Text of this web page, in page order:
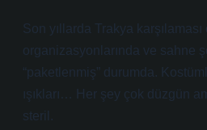
Son yıllarda Trakya
organizasyonlarında ve sahne
“paketlenmiş” durumda.
ışıkları… Her şey çok düzgün
steril.